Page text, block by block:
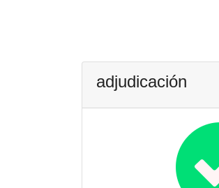
adjudicación